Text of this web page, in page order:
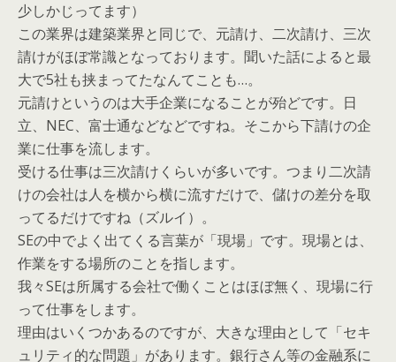
少しかじってます）
この業界は建築業界と同じで、元請け、二次請け、三次
請けがほぼ常識となっております。聞いた話によると最
大で5社も挟まってたなんてことも…。
元請けというのは大手企業になることが殆どです。日
立、NEC、富士通などなどですね。そこから下請けの企
業に仕事を流します。
受ける仕事は三次請けくらいが多いです。つまり二次請
けの会社は人を横から横に流すだけで、儲けの差分を取
ってるだけですね（ズルイ）。
SEの中でよく出てくる言葉が「現場」です。現場とは、
作業をする場所のことを指します。
我々SEは所属する会社で働くことはほぼ無く、現場に行
って仕事をします。
理由はいくつかあるのですが、大きな理由として「セキ
ュリティ的な問題」があります。銀行さん等の金融系に